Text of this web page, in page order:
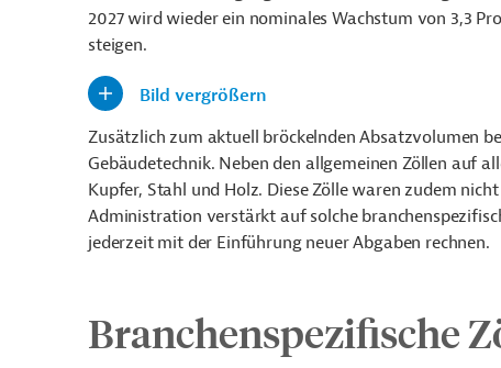
2027 wird wieder ein nominales Wachstum von 3,3
steigen.
Bild vergrößern
Zusätzlich zum aktuell bröckelnden Absatzvolumen
Gebäudetechnik. Neben den allgemeinen Zöllen auf
Kupfer, Stahl und Holz. Diese Zölle waren zudem
Administration verstärkt auf solche
jederzeit mit der Einführung neuer Abgaben rechnen.
Branchenspezifische